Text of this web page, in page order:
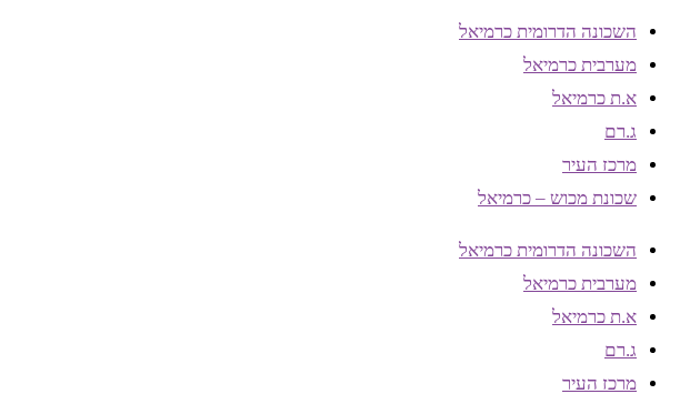
השכונה הדרומית כרמיאל
מערבית כרמיאל
א.ת כרמיאל
ג.רם
מרכז העיר
שכונת מכוש – כרמיאל
השכונה הדרומית כרמיאל
מערבית כרמיאל
א.ת כרמיאל
ג.רם
מרכז העיר